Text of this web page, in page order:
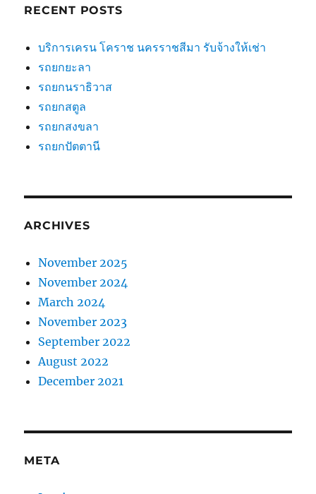
RECENT POSTS
บริการเครน โคราช นครราชสีมา รับจ้างให้เช่า
รถยกยะลา
รถยกนราธิวาส
รถยกสตูล
รถยกสงขลา
รถยกปัตตานี
ARCHIVES
November 2025
November 2024
March 2024
November 2023
September 2022
August 2022
December 2021
META